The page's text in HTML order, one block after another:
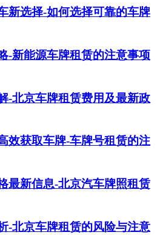
新选择-如何选择可靠的车牌
-新能源车牌租赁的注意事项
-北京车牌租赁费用及最新政
效获取车牌-车牌号租赁的注
最新信息-北京汽车牌照租赁
-北京车牌租赁的风险与注意